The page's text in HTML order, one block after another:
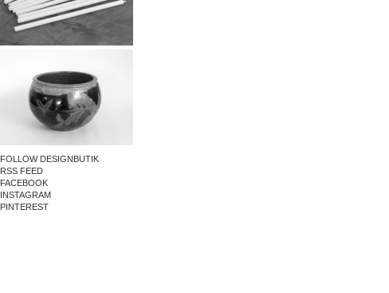
FOLLOW DESIGNBUTIK
RSS FEED
FACEBOOK
INSTAGRAM
PINTEREST